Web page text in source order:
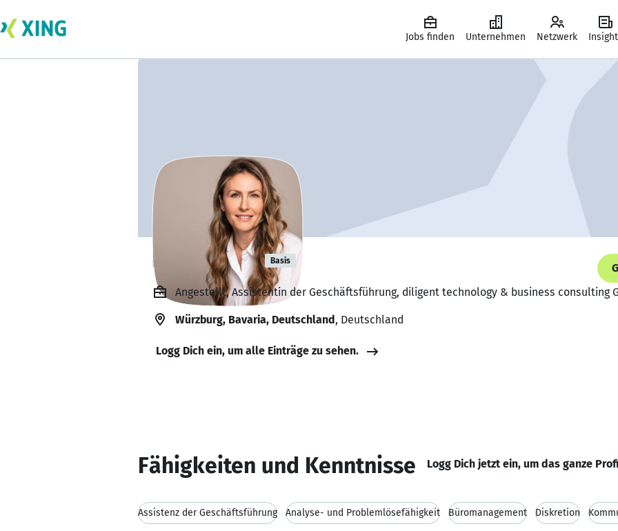
Jobs finden Unternehmen Netzwerk
Ida Förderer Basis
Angestellt, Assistentin der Geschäftsführung, diligent technology & business consulting
Würzburg, Bavaria, Deutschland, Deutschland
Logg Dich ein, um alle Einträge zu sehen.
Fähigkeiten und Kenntnisse Logg Dich jetzt ein, um das ganze
Assistenz der Geschäftsführung Analyse- und Problemlösefähigkeit Büromanagement Diskretion